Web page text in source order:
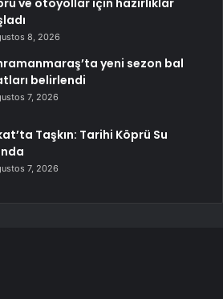
ve otoyollar için hazırlıklar
8, 2026
yeni sezon bal
belirlendi
7, 2026
Taşkın: Tarihi Köprü Su
7, 2026